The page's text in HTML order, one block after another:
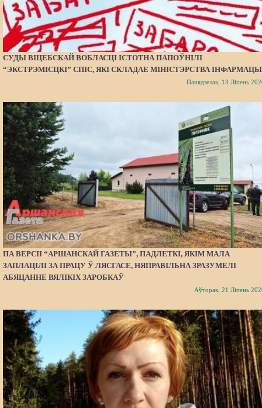
СУДЫ ВІЦЕБСКАЙ ВОБЛАСЦІ ІСТОТНА ПАПОЎНІЛІ
“ЭКСТРЭМІСЦКІ” СПІС, ЯКІ СКЛАДАЕ МІНІСТЭРСТВА
Панядзелак, 13 Ліпень
ПА ВЕРСІІ “АРШАНСКАЙ ГАЗЕТЫ”, ПАДЛЕТКІ, ЯКІМ МАЛА
ЗАПЛАЦІЛІ ЗА ПРАЦУ Ў ЛЯСГАСЕ, НЯПРАВІЛЬНА ЗРАЗУМЕЛІ
АБЯЦАННЕ ВЯЛІКІХ ЗАРОБКАЎ
Аўторак, 21 Ліпень